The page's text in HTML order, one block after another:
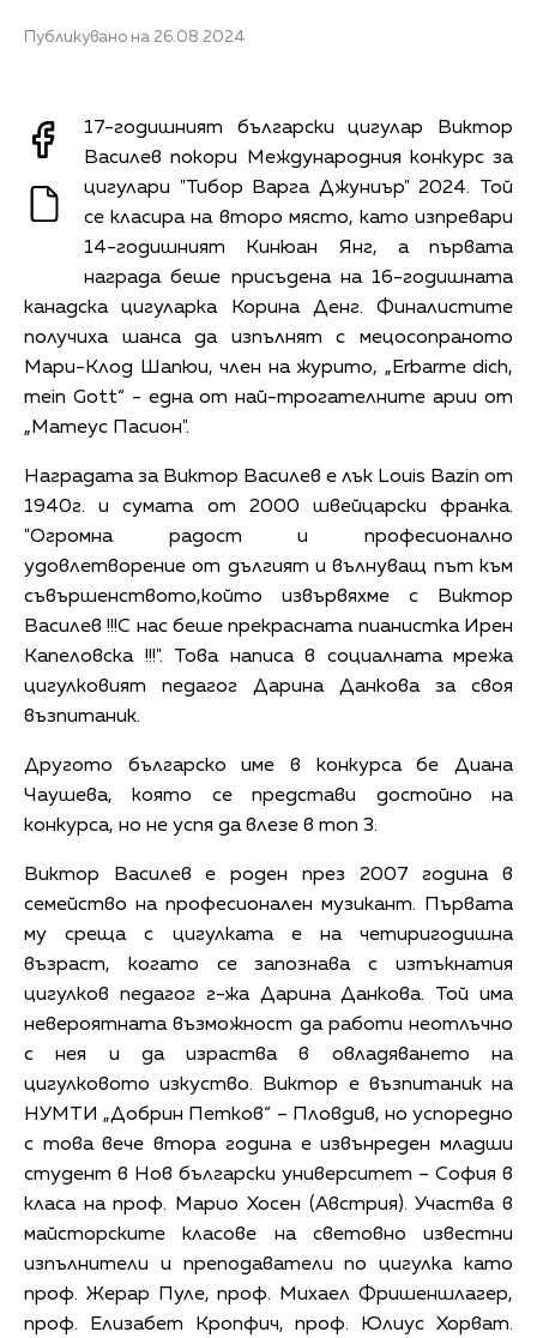
Публикувано на 26.08.2024
17-годишният български цигулар Виктор
Василев покори Международния конкурс за
цигулари "Тибор Варга Джуниър" 2024. Той
се класира на второ място, като изпревари
14-годишният Кинюан Янг, а първата
награда беше присъдена на 16-годишната
канадска цигуларка Корина Денг. Финалистите
получиха шанса да изпълнят с мецосопраното
Мари-Клод Шапюи, член на журито, „Erbarme dich,
mein Gott“ - една от най-трогателните арии от
„Матеус Пасион".
Наградата за Виктор Василев е лък Louis Bazin от
1940г. и сумата от 2000 швейцарски франка.
"Огромна радост и професионално
удовлетворение от дългият и вълнуващ път към
съвършенството,който извървяхме с Виктор
Василев !!!С нас беше прекрасната пианистка Ирен
Капеловска !!!". Това написа в социалната мрежа
цигулковият педагог Дарина Данкова за своя
възпитаник.
Другото българско име в конкурса бе Диана
Чаушева, която се представи достойно на
конкурса, но не успя да влезе в топ 3.
Виктор Василев е роден през 2007 година в
семейство на професионален музикант. Първата
му среща с цигулката е на четиригодишна
възраст, когато се запознава с изтъкнатия
цигулков педагог г-жа Дарина Данкова. Той има
невероятната възможност да работи неотлъчно
с нея и да израства в овладяването на
цигулковото изкуство. Виктор е възпитаник на
НУМТИ „Добрин Петков“ – Пловдив, но успоредно
с това вече втора година е извънреден младши
студент в Нов български университет – София в
класа на проф. Марио Хосен (Австрия). Участва в
майсторските класове на световно известни
изпълнители и преподаватели по цигулка като
проф. Жерар Пуле, проф. Михаел Фришеншлагер,
проф. Елизабет Кропфич, проф. Юлиус Хорват.